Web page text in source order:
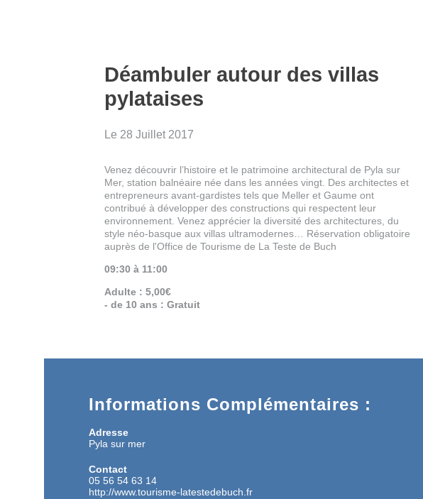
Déambuler autour des villas
pylataises
Le 28 Juillet 2017
Venez découvrir l’histoire et le patrimoine architectural de Pyla sur
Mer, station balnéaire née dans les années vingt. Des architectes et
entrepreneurs avant-gardistes tels que Meller et Gaume ont
contribué à développer des constructions qui respectent leur
environnement. Venez apprécier la diversité des architectures, du
style néo-basque aux villas ultramodernes… Réservation obligatoire
auprès de l'Office de Tourisme de La Teste de Buch
09:30 à 11:00
Adulte : 5,00€
- de 10 ans : Gratuit
Informations Complémentaires :
Adresse
Pyla sur mer
Contact
05 56 54 63 14
http://www.tourisme-latestedebuch.fr